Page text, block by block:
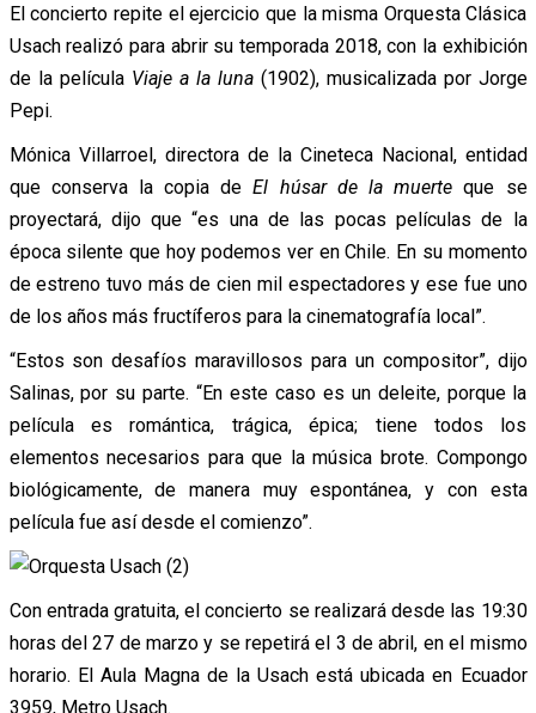
El concierto repite el ejercicio que la misma Orquesta Clásica
Usach realizó para abrir su temporada 2018, con la exhibición
de la película Viaje a la luna(1902), musicalizada por Jorge
Pepi.
Mónica Villarroel, directora de la Cineteca Nacional, entidad
que conserva la copia deEl húsar de la muerte que se
proyectará, dijo que “es una de las pocas películas de la
época silente que hoy podemos ver en Chile. En su momento
de estreno tuvo más de cien mil espectadores y ese fue uno
de los años más fructíferos para la cinematografía local”.
“Estos son desafíos maravillosos para un compositor”, dijo
Salinas, por su parte. “En este caso es un deleite, porque la
película es romántica, trágica, épica; tiene todos los
elementos necesarios para que la música brote. Compongo
biológicamente, de manera muy espontánea, y con esta
película fue así desde el comienzo”.
Con entrada gratuita, el concierto se realizará desde las 19:30
horas del 27 de marzo y se repetirá el 3 de abril, en el mismo
horario. El Aula Magna de la Usach está ubicada en Ecuador
3959, Metro Usach.